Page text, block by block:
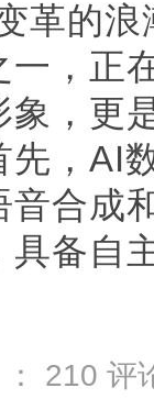
革的
，正
，更
，AI
合成
备自
210 评